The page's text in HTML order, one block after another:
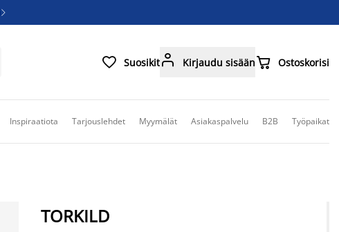

 Suosikit Kirjaudu sisään Ostoskorisi
Inspiraatiota Tarjouslehdet Myymälät Asiakaspalvelu B2B Työpaikat
TORKILD